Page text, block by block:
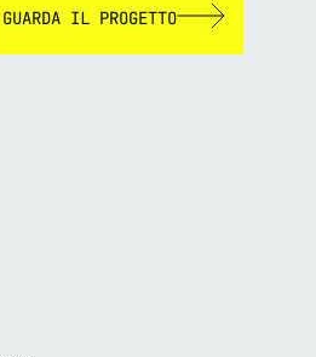
GUARDA IL PROGETTO